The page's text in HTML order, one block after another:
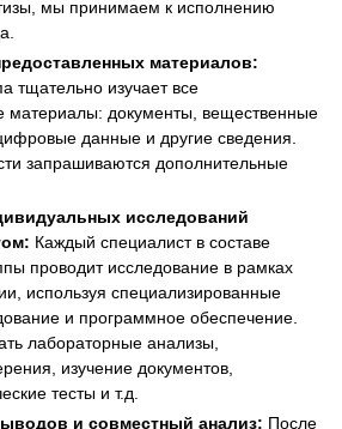
мы принимаем к исполнению
материалов:
тщательно изучает все
материалы: документы, вещественные
данные и другие сведения.
запрашиваются дополнительные
исследований
Каждый специалист в составе
проводит исследование в рамках
используя специализированные
и программное обеспечение.
лабораторные анализы,
изучение документов,
тесты и т.д.
и совместный анализ: После